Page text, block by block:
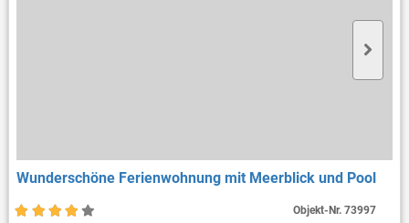
Wunderschöne Ferienwohnung mit Meerblick und Pool
Objekt-Nr.73997